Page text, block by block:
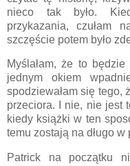
nieco tak było.
przykazania, czułam
szczęście potem było
Myślałam, że to
jednym okiem
spodziewałam się tego,
przeciora. I nie, nie jest
kiedy książki w ten
temu zostają na długo w
Patrick na początku